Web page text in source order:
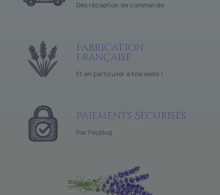
Dès réception de commande
Fabrication
Française
Et en particulier à Marseille !
Paiements Sécurisés
Par Payplug